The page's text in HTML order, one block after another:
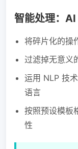
智能处理：
将碎片化的操
过滤掉无意义
运用 NLP 技
语言
按照预设模板
性